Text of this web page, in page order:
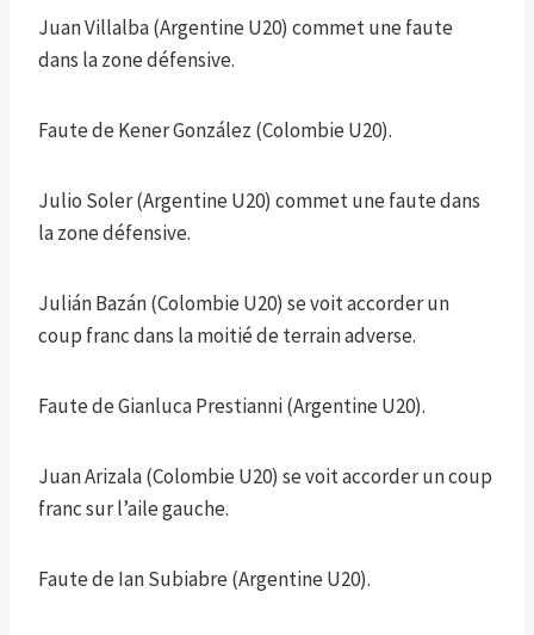
Juan Villalba (Argentine U20) commet une faute
dans la zone défensive.
Faute de Kener González (Colombie U20).
Julio Soler (Argentine U20) commet une faute dans
la zone défensive.
Julián Bazán (Colombie U20) se voit accorder un
coup franc dans la moitié de terrain adverse.
Faute de Gianluca Prestianni (Argentine U20).
Juan Arizala (Colombie U20) se voit accorder un coup
franc sur l’aile gauche.
Faute de Ian Subiabre (Argentine U20).